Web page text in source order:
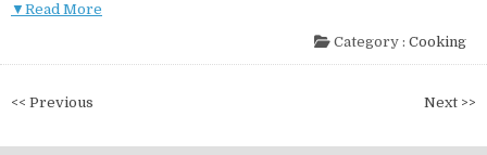
▼Read More
Category : Cooking
投
<< Previous Next >>